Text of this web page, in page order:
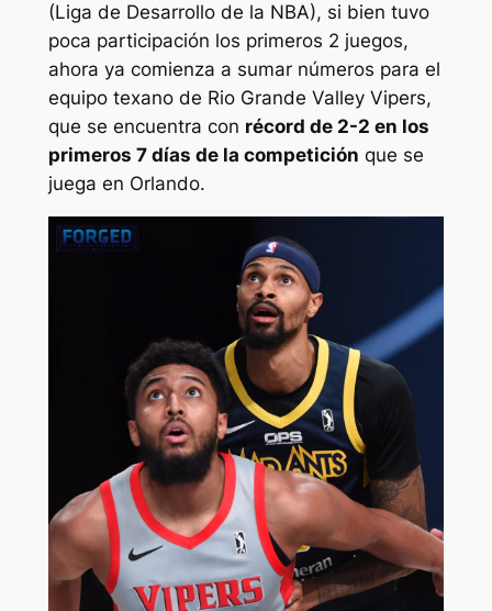
(Liga de Desarrollo de la NBA), si bien tuvo
poca participación los primeros 2 juegos,
ahora ya comienza a sumar números para el
equipo texano de Rio Grande Valley Vipers,
que se encuentra con récord de 2-2 en los
primeros 7 días de la competición que se
juega en Orlando.